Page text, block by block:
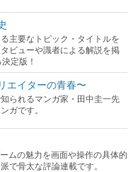
主要なトピック・タイトルを
ビューや識者による解説を掲
定版！
エイターの青春〜
られるマンガ家・田中圭一先
ガです。
ムの魅力を画面や操作の具体的
で骨太な評論連載です。